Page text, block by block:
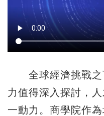
全球經濟挑戰之
力值得深入探討，
一動力。商學院作